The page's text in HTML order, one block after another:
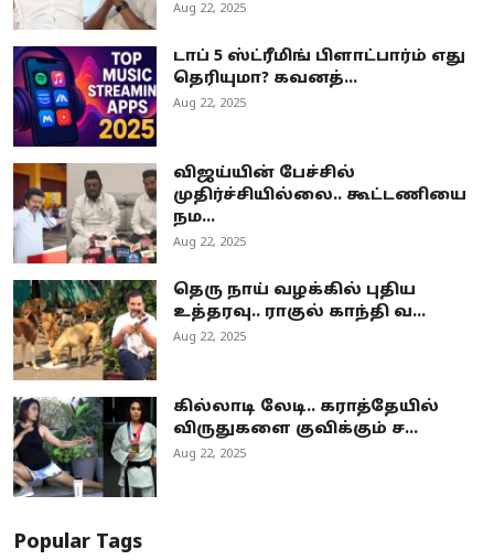
Aug 22, 2025
டாப் 5 ஸ்ட்ரீமிங் பிளாட்பார்ம் எது
தெரியுமா? கவனத்...
Aug 22, 2025
விஜய்யின் பேச்சில்
முதிர்ச்சியில்லை.. கூட்டணியை
நம...
Aug 22, 2025
தெரு நாய் வழக்கில் புதிய
உத்தரவு.. ராகுல் காந்தி வ...
Aug 22, 2025
கில்லாடி லேடி.. கராத்தேயில்
விருதுகளை குவிக்கும் ச...
Aug 22, 2025
Popular Tags